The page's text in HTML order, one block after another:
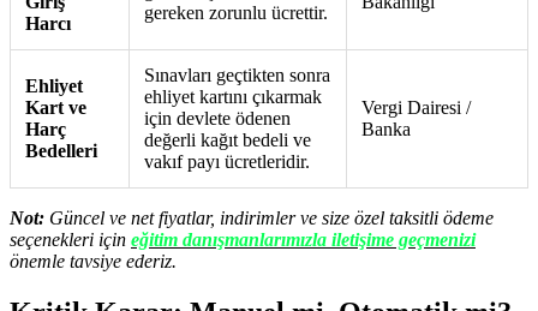
Harcı
gereken zorunlu ücrettir.
Ehliyet
Kart ve
Harç
Bedelleri
Sınavları geçtikten sonra
ehliyet kartını çıkarmak
için devlete ödenen
değerli kağıt bedeli ve
vakıf payı ücretleridir.
Vergi Dairesi /
Banka
Not: Güncel ve net fiyatlar, indirimler ve size özel taksitli ödeme
seçenekleri için eğitim danışmanlarımızla iletişime geçmenizi
önemle tavsiye ederiz.